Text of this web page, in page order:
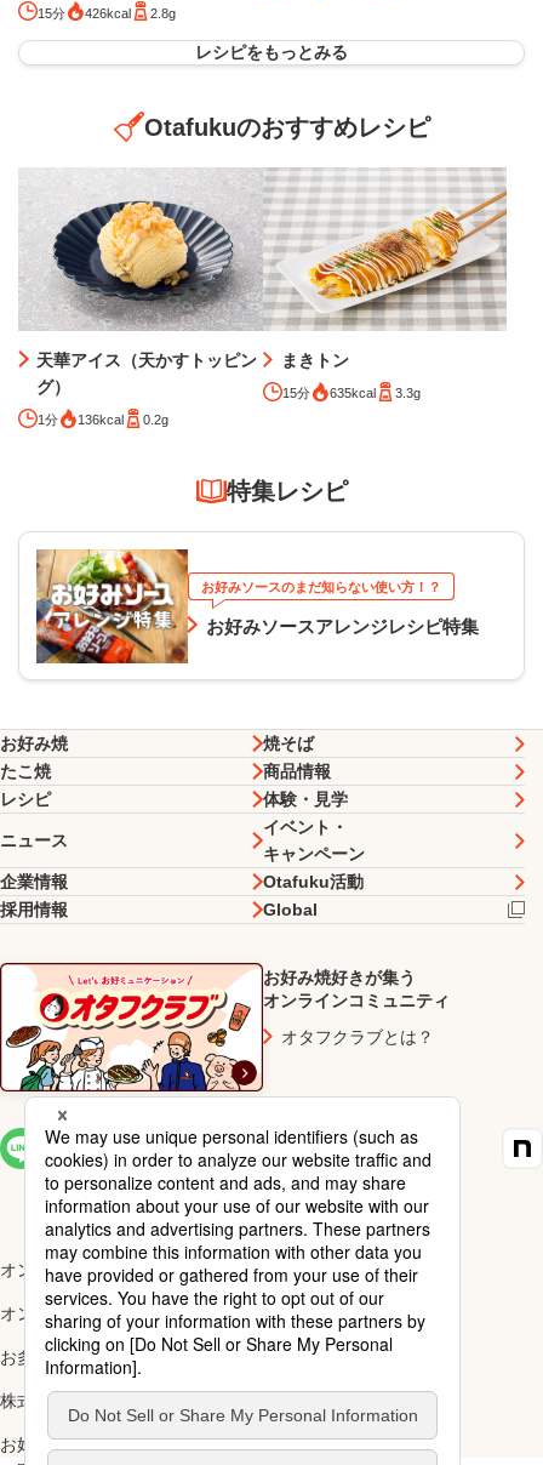
15分 426kcal 2.8g
レシピをもっとみる
Otafukuのおすすめレシピ
天華アイス（天かすトッピン
グ）
1分 136kcal 0.2g
まきトン
15分 635kcal 3.3g
特集レシピ
お好みソースのまだ知らない使い方！？
お好みソースアレンジレシピ特集
お好み焼
焼そば
たこ焼
商品情報
レシピ
体験・見学
ニュース
イベント・
キャンペーン
企業情報
Otafuku活動
採用情報
Global
お好み焼好きが集う
オンラインコミュニティ
オタフクラブとは？
SNS一覧
オンラインショップ楽天市場店
オンラインショップYahoo!店
お多福醸造株式会社
株式会社ナカガワ
お好み焼アカデミー